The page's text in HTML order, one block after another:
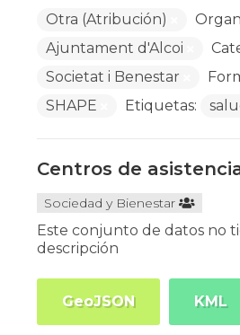
Otra (Atribución)
Ajuntament d'Alcoi
Societat i Benestar
SHAPE
Etiquetas:
Centros de
Sociedad y Bienestar
Este conjunto de datos no
descripción
GeoJSON KML